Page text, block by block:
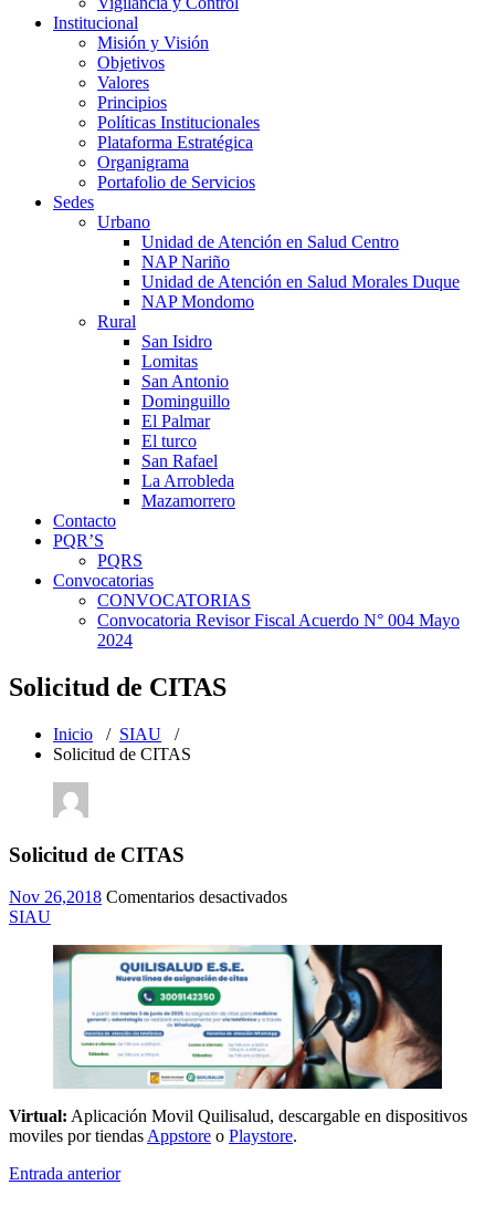
Institucional
Misión y Visión
Objetivos
Valores
Principios
Políticas Institucionales
Plataforma Estratégica
Organigrama
Portafolio de Servicios
Sedes
Urbano
Unidad de Atención en Salud Centro
NAP Nariño
Unidad de Atención en Salud Morales Duque
NAP Mondomo
Rural
San Isidro
Lomitas
San Antonio
Dominguillo
El Palmar
El turco
San Rafael
La Arrobleda
Mazamorrero
Contacto
PQR’S
PQRS
Convocatorias
CONVOCATORIAS
Convocatoria Revisor Fiscal Acuerdo N° 004 Mayo
2024
Solicitud de CITAS
Inicio / SIAU /
Solicitud de CITAS
Solicitud de CITAS
Nov 26,2018 Comentarios desactivadosen
CITAS
SIAU
Virtual: Aplicación Movil Quilisalud, descargable en dispositivos
moviles por tiendasAppstore o Playstore.
Entrada anterior